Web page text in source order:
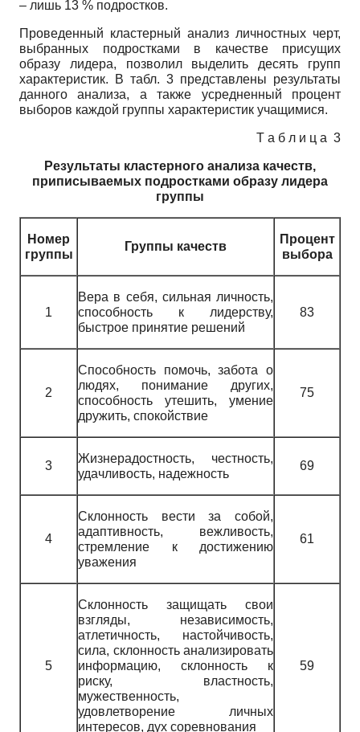
– лишь 13 % подростков.
Проведенный кластерный анализ личностных черт,
выбранных подростками в качестве присущих
образу лидера, позволил выделить десять групп
характеристик. В табл. 3 представлены результаты
данного анализа, а также усредненный процент
выборов каждой группы характеристик учащимися.
Т а б л и ц а 3
Результаты кластерного анализа качеств,
приписываемых подростками образу лидера
группы
Номер
группы
Группы качеств
Процент
выбора
1
Вера в себя, сильная личность,
способность к лидерству,
быстрое принятие решений
83
2
Способность помочь, забота о
людях, понимание других,
способность утешить, умение
дружить, спокойствие
75
3
Жизнерадостность, честность,
удачливость, надежность
69
4
Склонность вести за собой,
адаптивность, вежливость,
стремление к достижению
уважения
61
5
Склонность защищать свои
взгляды, независимость,
атлетичность, настойчивость,
сила, склонность анализировать
информацию, склонность к
риску, властность,
мужественность,
удовлетворение личных
интересов, дух соревнования
59